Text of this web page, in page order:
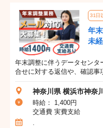
31日
年
未
年末調整に伴うデータセンタ
合せに対する返信や、確認事
神奈川県 横浜市神奈
時給： 1,400円
交通費 実費支給